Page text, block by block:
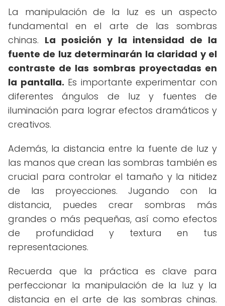
La manipulación de la luz es un aspecto
fundamental en el arte de las sombras
chinas. La posición y la intensidad de la
fuente de luz determinarán la claridad y el
contraste de las sombras proyectadas en
la pantalla. Es importante experimentar con
diferentes ángulos de luz y fuentes de
iluminación para lograr efectos dramáticos y
creativos.
Además, la distancia entre la fuente de luz y
las manos que crean las sombras también es
crucial para controlar el tamaño y la nitidez
de las proyecciones. Jugando con la
distancia, puedes crear sombras más
grandes o más pequeñas, así como efectos
de profundidad y textura en tus
representaciones.
Recuerda que la práctica es clave para
perfeccionar la manipulación de la luz y la
distancia en el arte de las sombras chinas.